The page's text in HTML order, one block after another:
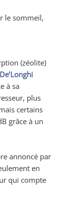
le sommeil,
(zéolite)
De’Longhi
à sa
plus
certains
grâce à un
annoncé par
en
qui compte